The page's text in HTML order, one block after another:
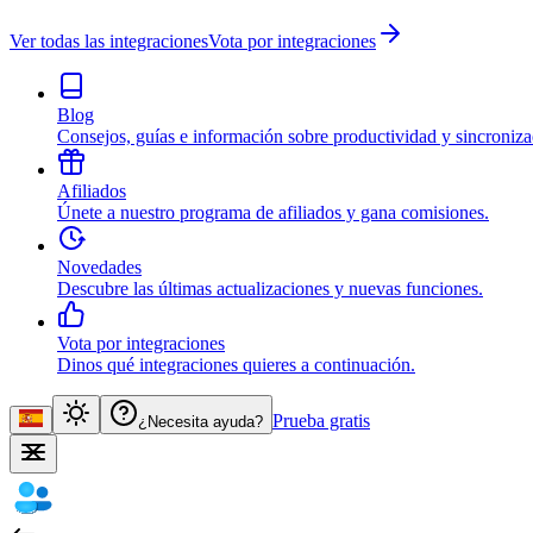
Ver todas las integracionesVota por integraciones
Blog
Consejos, guías e información sobre productividad y
Afiliados
Únete a nuestro programa de afiliados y gana comisiones.
Novedades
Descubre las últimas actualizaciones y nuevas funciones.
Vota por integraciones
Dinos qué integraciones quieres a continuación.
¿Necesita ayuda? Prueba gratis